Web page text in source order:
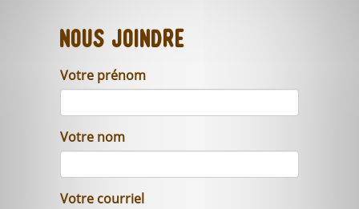
Nous joindre
Votre prénom
Votre nom
Votre courriel